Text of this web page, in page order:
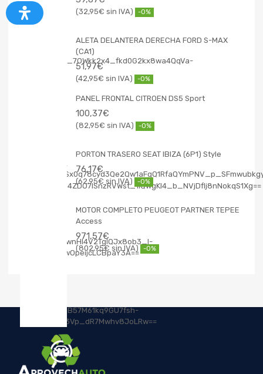
32,95€ -0%
ALETA DELANTERA DERECHA FORD S-MAX
(CA1)
51,97€
42,95€ -0%
PANEL FRONTAL CITROEN DS5 Sport
100,37€
82,95€ -0%
PORTON TRASERO SEAT IBIZA (6P1) Style
76,17€
62,95€ -0%
MOTOR COMPLETO PEUGEOT PARTNER TEPEE
Access
971,57€
802,95€ -0%